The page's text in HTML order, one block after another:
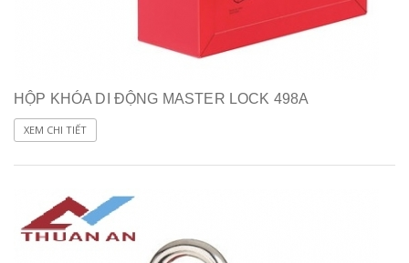
HỘP KHÓA DI ĐỘNG MASTER LOCK 498A
XEM CHI TIẾT